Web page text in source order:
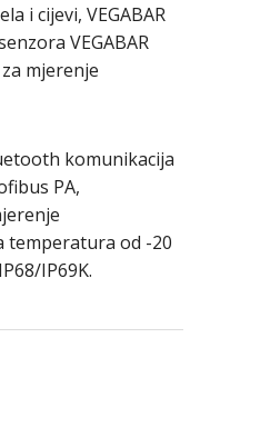
i cijevi, VEGABAR
VEGABAR
mjerenje
komunikacija
PA,
temperatura od -20
IP69K.